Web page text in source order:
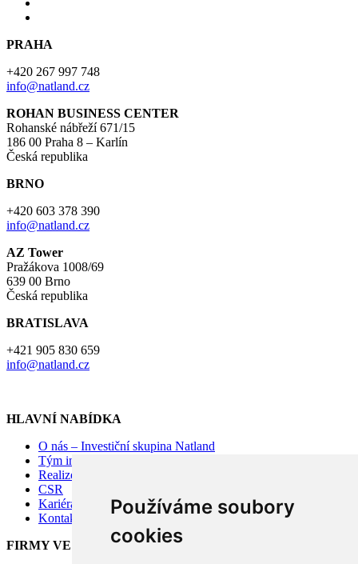
Používáme soubory
cookies
PRAHA
+420 267 997 748
info@natland.cz
ROHAN BUSINESS CENTER
Rohanské nábřeží 671/15
186 00 Praha 8 – Karlín
Česká republika
BRNO
+420 603 378 390
info@natland.cz
AZ Tower
Pražákova 1008/69
639 00 Brno
Česká republika
BRATISLAVA
+421 905 830 659
info@natland.cz
HLAVNÍ NABÍDKA
O nás – Investiční skupina Natland
Tým investiční skupiny Natland
Realizované projekty
CSR
Kariéra – přidejte se k nám
Kontakty
FIRMY VE SKUPINĚ